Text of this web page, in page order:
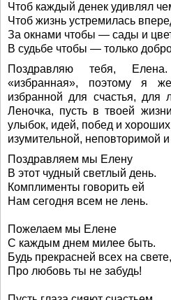
Чтоб каждый денек удивлял
Чтоб жизнь устремилась
За окнами чтобы — сады и
В судьбе чтобы — только
Поздравляю тебя,
«избранная», поэтому я
избранной для счастья,
Леночка, пусть в твоей
улыбок, идей, побед и
изумительной, неповторимой
Поздравляем мы Елену
В этот чудный светлый день.
Комплименты говорить ей
Нам сегодня всем не лень.
Пожелаем мы Елене
С каждым днем милее быть.
Будь прекрасней всех на свете,
Про любовь ты не забудь!